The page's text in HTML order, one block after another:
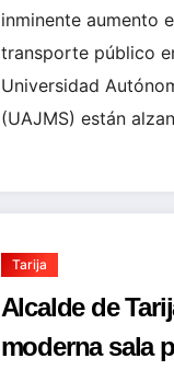
inminente aumento
transporte público
Universidad
(UAJMS) están
Tarija
Alcalde de
moderna sala